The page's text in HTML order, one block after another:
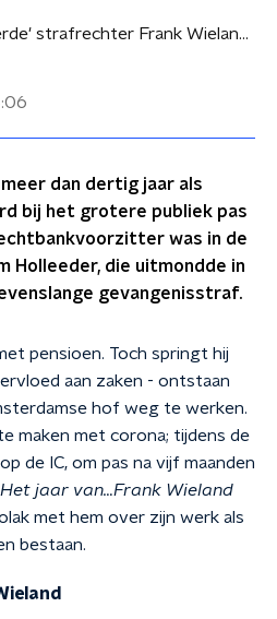
'Gepensioneerde' strafrechter Frank Wieland: 'Uiteindelijk wil je de oorzaken wegnemen'
dan dertig jaar als
bij het grotere publiek pas
was in de
Holleeder, die uitmondde in
gevangenisstraf.
pensioen. Toch springt hij
aan zaken - ontstaan
hof weg te werken.
maken met corona; tijdens de
de IC, om pas na vijf maanden
Het jaar van…Frank Wieland
met hem over zijn werk als
bestaan.